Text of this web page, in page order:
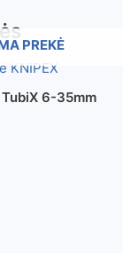
PREKĖ
6-35mm